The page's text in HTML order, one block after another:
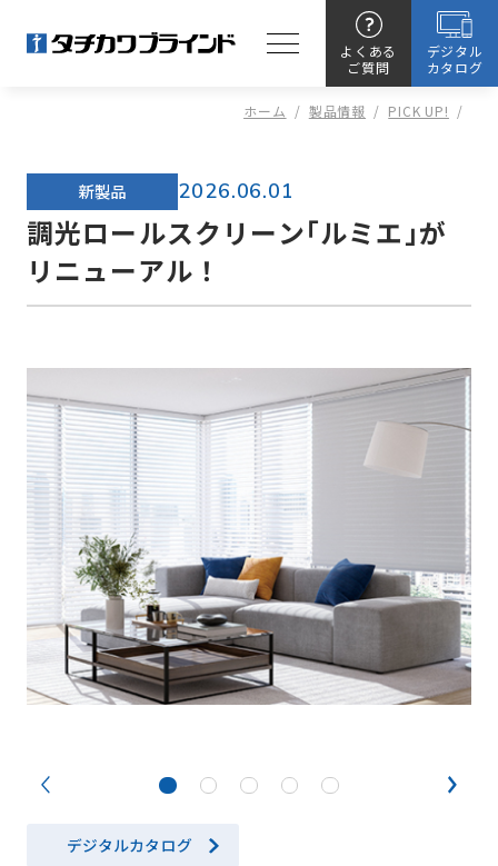
よくある
ご質問
デジタル
カタログ
ホーム / 製品情報 / PICK UP! /
新製品 2026.06.01
調光ロールスクリーン｢ルミエ｣が
リニューアル！
デジタルカタログ